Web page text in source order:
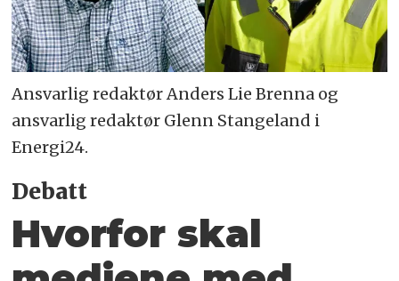
Ansvarlig redaktør Anders Lie Brenna og
ansvarlig redaktør Glenn Stangeland i
Energi24.
Debatt
Hvorfor skal